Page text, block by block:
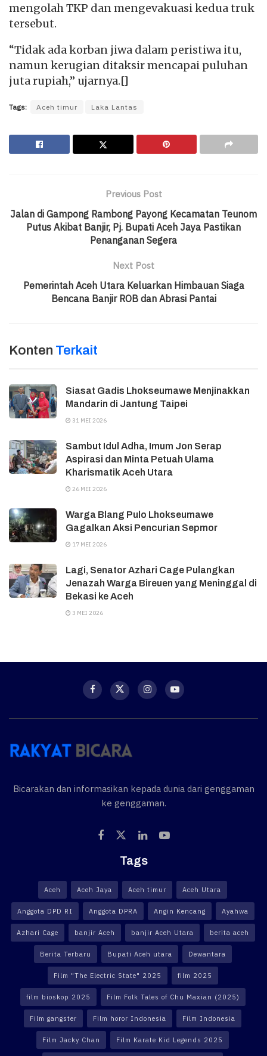
mengolah TKP dan mengevakuasi kedua truk
tersebut.
“Tidak ada korban jiwa dalam peristiwa itu,
namun kerugian ditaksir mencapai puluhan
juta rupiah,” ujarnya.[]
Tags: Aceh timur Laka Lantas
Previous Post
Jalan di Gampong Rambong Payong Kecamatan Teunom
Putus Akibat Banjir, Pj. Bupati Aceh Jaya Pastikan
Penanganan Segera
Next Post
Pemerintah Aceh Utara Keluarkan Himbauan Siaga
Bencana Banjir ROB dan Abrasi Pantai
Konten Terkait
Siasat Gadis Lhokseumawe Menjinakkan
Mandarin di Jantung Taipei
31 MEI 2026
Sambut Idul Adha, Imum Jon Serap
Aspirasi dan Minta Petuah Ulama
Kharismatik Aceh Utara
26 MEI 2026
Warga Blang Pulo Lhokseumawe
Gagalkan Aksi Pencurian Sepmor
17 MEI 2026
Lagi, Senator Azhari Cage Pulangkan
Jenazah Warga Bireuen yang Meninggal di
Bekasi ke Aceh
3 MEI 2026
Bicarakan dan informasikan kepada dunia dari genggaman
ke genggaman.
Tags
Aceh Aceh Jaya Aceh timur Aceh Utara
Anggota DPD RI Anggota DPRA Angin Kencang Ayahwa
Azhari Cage banjir Aceh banjir Aceh Utara berita aceh
Berita Terbaru Bupati Aceh utara Dewantara
Film "The Electric State" 2025 film 2025
film bioskop 2025 Film Folk Tales of Chu Maxian (2025)
Film gangster Film horor Indonesia Film Indonesia
Film Jacky Chan Film Karate Kid Legends 2025